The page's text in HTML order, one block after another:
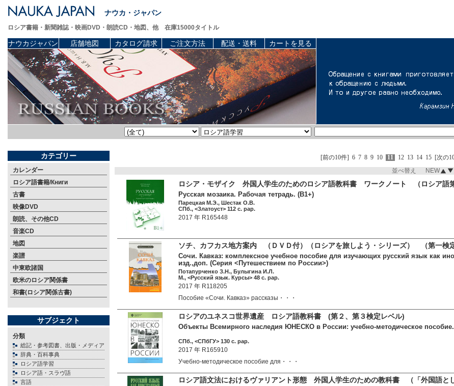
ナウカ・ジャパン
ロシア書籍・新聞雑誌・映画DVD・朗読CD・地図、他 在庫15000タイトル
ナウカジャパン 店舗地図 カタログ請求 ご注文方法 配送・送料 カートを見る
カテゴリー
カレンダー
ロシア語書籍/Книги
古書
映像DVD
朗読、その他CD
音楽CD
地図
楽譜
中東欧諸国
欧米のロシア関係書
和書(ロシア関係古書)
サブジェクト
分類
総記・参考図書、出版・メディア
辞典・百科事典
ロシア語学習
ロシア語・スラヴ語
言語
[前の10件] 6 7 8 9 10 11 12 13 14 15 [次の
並べ替え NEW
ロシア・モザイク 外国人学生のためのロシア語教科書 ワークノート （ロシア語第
Русская мозаика. Рабочая тетрадь. (B1+)
Парецкая М.Э., Шестак О.В.
СПб., <Златоуст> 112 c. pap.
2017 年 R165448
ソチ、カフカス地方案内 （ＤＶＤ付）（ロシアを旅しよう・シリーズ） （第一検定
Сочи. Кавказ: комплексное учебное пособие для изучающих русский язык как
изд.,доп. (Серия <Путешествием по России>)
Потапурченко З.Н., Булыгина И.Л.
М., <Русский язык. Курсы> 48 c. pap.
2017 年 R118205
Пособие «Сочи. Кавказ» рассказы・・・
ロシアのユネスコ世界遺産 ロシア語教科書 (第２、第３検定レベル)
Объекты Всемирного наследия ЮНЕСКО в России: учебно-методическое
СПб., <СПбГУ> 130 c. pap.
2017 年 R165910
Учебно-методическое пособие для・・・
ロシア語文法におけるヴァリアント形態 外国人学生のための教科書 （「外国語と